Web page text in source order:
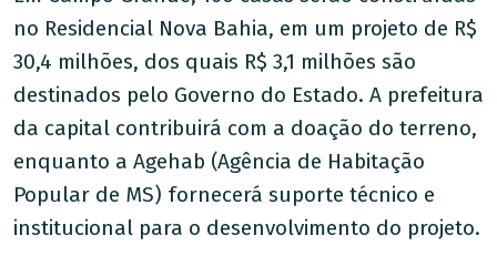
no Residencial Nova Bahia, em um projeto de R$
30,4 milhões, dos quais R$ 3,1 milhões são
destinados pelo Governo do Estado. A prefeitura
da capital contribuirá com a doação do terreno,
enquanto a Agehab (Agência de Habitação
Popular de MS) fornecerá suporte técnico e
institucional para o desenvolvimento do projeto.